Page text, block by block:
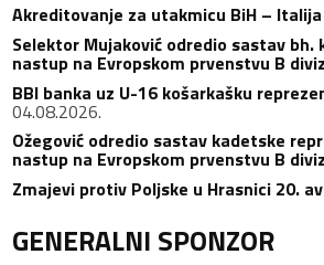
Akreditovanje za utakmicu BiH – Italija
Selektor Mujaković odredio sastav bh.
nastup na Evropskom prvenstvu B
BBI banka uz U-16 košarkašku
04.08.2026.
Ožegović odredio sastav kadetske
nastup na Evropskom prvenstvu B
Zmajevi protiv Poljske u Hrasnici 20.
GENERALNI SPONZOR